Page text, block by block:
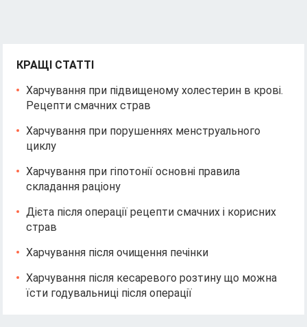
КРАЩІ СТАТТІ
Харчування при підвищеному холестерин в крові.
Рецепти смачних страв
Харчування при порушеннях менструального
циклу
Харчування при гіпотонії основні правила
складання раціону
Дієта після операції рецепти смачних і корисних
страв
Харчування після очищення печінки
Харчування після кесаревого розтину що можна
їсти годувальниці після операції